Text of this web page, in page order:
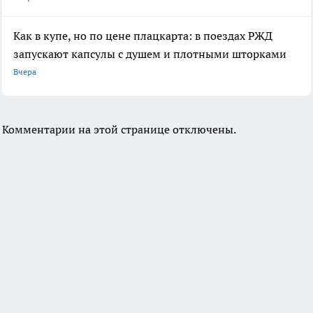
Как в купе, но по цене плацкарта: в поездах РЖД
запускают капсулы с душем и плотными шторками
Вчера
Комментарии на этой странице отключены.